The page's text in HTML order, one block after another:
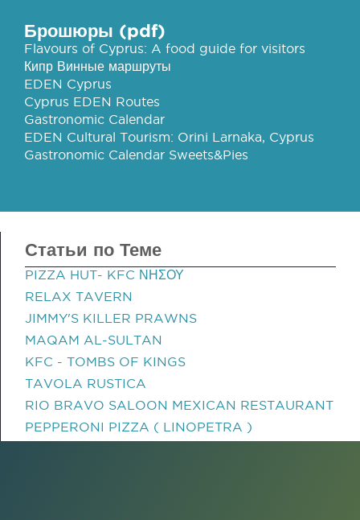
Брошюры (pdf)
Flavours of Cyprus: A food guide for visitors
Кипр Винные маршруты
EDEN Cyprus
Cyprus EDEN Routes
Gastronomic Calendar
EDEN Cultural Tourism: Orini Larnaka, Cyprus
Gastronomic Calendar Sweets&Pies
Статьи по Теме
PIZZA HUT- KFC ΝΗΣΟΥ
RELAX TAVERN
JIMMY'S KILLER PRAWNS
MAQAM AL-SULTAN
KFC - TOMBS OF KINGS
TAVOLA RUSTICA
RIO BRAVO SALOON MEXICAN RESTAURANT
PEPPERONI PIZZA ( LINOPETRA )